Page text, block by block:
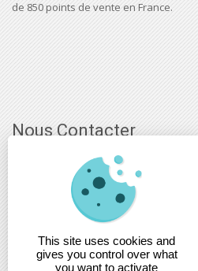
de 850 points de vente en France.
Nous Contacter
03 - 88 - 32 - 86 - 52
christophe.maring@estsanitaire.fr
This site uses cookies and
gives you control over what
you want to activate